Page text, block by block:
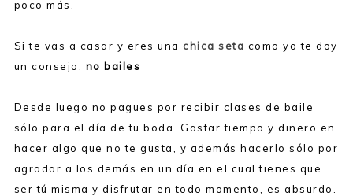
poco más.
Si te vas a casar y eres una chica seta como yo te doy
un consejo: no bailes
Desde luego no pagues por recibir clases de baile
sólo para el día de tu boda. Gastar tiempo y dinero en
hacer algo que no te gusta, y además hacerlo sólo por
agradar a los demás en un día en el cual tienes que
ser tú misma y disfrutar en todo momento, es absurdo.